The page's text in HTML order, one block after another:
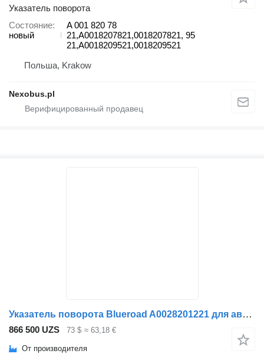
Указатель поворота
Состояние
новый
A 001 820 78
21,A0018207821,0018207821, 95
21,A0018209521,0018209521
Польша, Krakow
Nexobus.pl
Указатель поворота Blueroad A0028201221 для автобуса Setra 516 HDH
866 500 UZS 73 $ ≈ 63,18 €
От производителя